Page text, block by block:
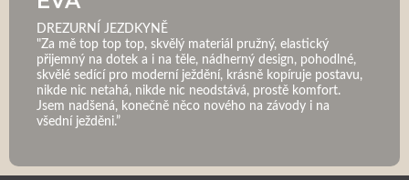
DREZURNÍ JEZDKYNĚ
"Za mě top top top, skvělý materiál pružný, elastický
přijemný na dotek a i na těle, nádherný design, pohodlné,
skvělé sedící pro moderní ježdění, krásně kopíruje postavu,
nikde nic netahá, nikde nic neodstává, prostě komfort.
Jsem nadšená, konečně něco nového na závody i na
všední ježděni.”